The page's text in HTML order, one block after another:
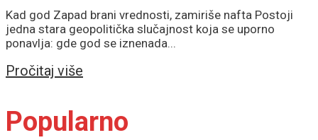
Kad god Zapad brani vrednosti, zamiriše nafta Postoji
jedna stara geopolitička slučajnost koja se uporno
ponavlja: gde god se iznenada...
Pročitaj više
Popularno